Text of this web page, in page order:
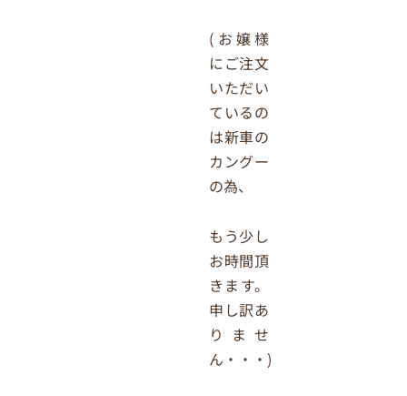
(お嬢様
にご注文
いただい
ているの
は新車の
カングー
の為、
もう少し
お時間頂
きます。
申し訳あ
りませ
ん・・・)